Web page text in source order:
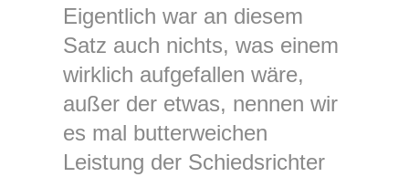
Eigentlich war an diesem
Satz auch nichts, was einem
wirklich aufgefallen wäre,
außer der etwas, nennen wir
es mal butterweichen
Leistung der Schiedsrichter